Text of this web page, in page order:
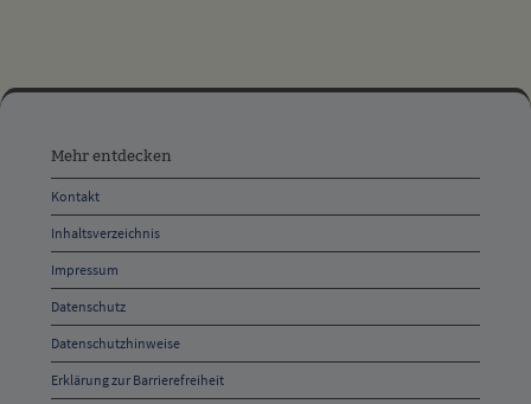
entdecken,
Öffnungszeiten
und
Anschrift
und
Kontakt
Mehr entdecken
Kontakt
Inhaltsverzeichnis
Impressum
Datenschutz
Datenschutzhinweise
Erklärung zur Barrierefreiheit